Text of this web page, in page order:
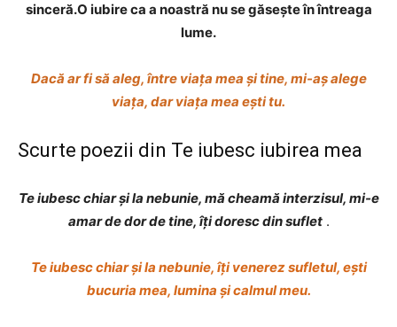
sinceră.O iubire ca a noastră nu se găsește în întreaga
lume.
Dacă ar fi să aleg, între viața mea și tine, mi-aș alege
viața, dar viața mea ești tu.
Scurte poezii din Te iubesc iubirea mea
Te iubesc chiar și la nebunie, mă cheamă interzisul, mi-e
amar de dor de tine, îți doresc din suflet.
Te iubesc chiar și la nebunie, îți venerez sufletul, ești
bucuria mea, lumina și calmul meu.